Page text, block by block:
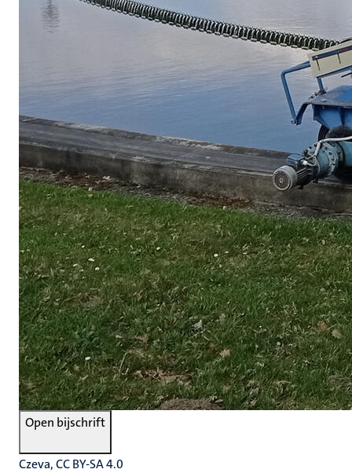
Open bijschrift
Czeva, CC BY-SA 4.0